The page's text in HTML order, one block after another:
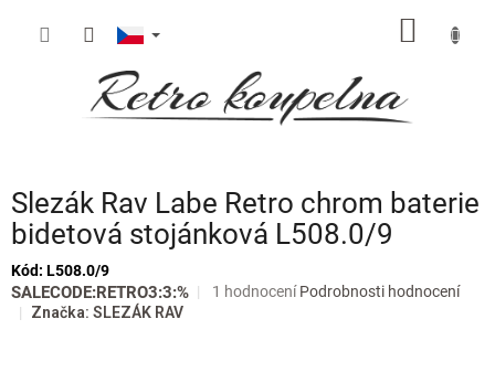
Slezák Rav Labe Retro chrom baterie
bidetová stojánková L508.0/9
Kód: L508.0/9
SALECODE:RETRO3:3:%
Průměrné
1 hodnocení Podrobnosti hodnocení
Značka: SLEZÁK RAV